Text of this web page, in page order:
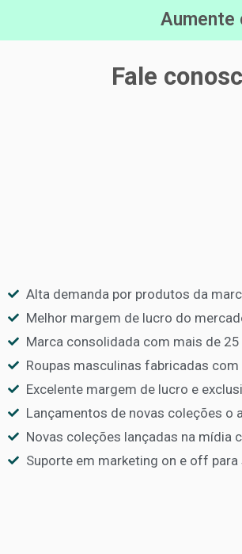
Aumente
Fale
Alta demanda por produtos da
Melhor margem de lucro do
Marca consolidada com mais de
Roupas masculinas fabricadas
Excelente margem de lucro e
Lançamentos de novas coleções
Novas coleções lançadas na mídia
Suporte em marketing on e off